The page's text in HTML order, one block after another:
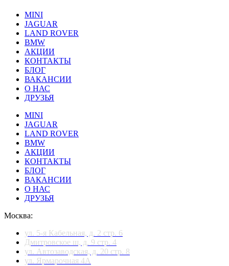
MINI
JAGUAR
LAND ROVER
BMW
АКЦИИ
КОНТАКТЫ
БЛОГ
ВАКАНСИИ
О НАС
ДРУЗЬЯ
MINI
JAGUAR
LAND ROVER
BMW
АКЦИИ
КОНТАКТЫ
БЛОГ
ВАКАНСИИ
О НАС
ДРУЗЬЯ
Москва:
ул. 5-я Кабельная, д. 2 стр. 6
Дмитровское ш, д. 9 стр. 4
ул. Автозаводская, д. 20 стр. 8
ул. Ярмарочная 4А